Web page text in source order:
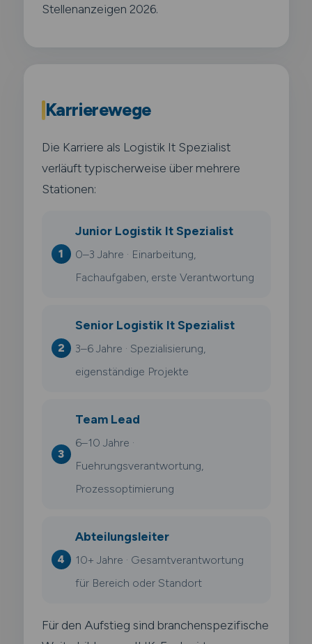
Stellenanzeigen 2026.
Karrierewege
Die Karriere als Logistik It Spezialist
verläuft typischerweise über mehrere
Stationen:
Junior Logistik It Spezialist
0–3 Jahre · Einarbeitung,
Fachaufgaben, erste Verantwortung
Senior Logistik It Spezialist
3–6 Jahre · Spezialisierung,
eigenständige Projekte
Team Lead
6–10 Jahre ·
Fuehrungsverantwortung,
Prozessoptimierung
Abteilungsleiter
10+ Jahre · Gesamtverantwortung
für Bereich oder Standort
Für den Aufstieg sind branchenspezifische